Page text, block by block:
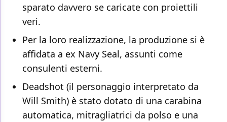
sparato davvero se caricate con proiettili
veri.
Per la loro realizzazione, la produzione si è
affidata a ex Navy Seal, assunti come
consulenti esterni.
Deadshot (il personaggio interpretato da
Will Smith) è stato dotato di una carabina
automatica, mitragliatrici da polso e una